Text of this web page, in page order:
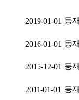
2019-01-01 등재
2016-01-01 등재
2015-12-01 등재
2011-01-01 등재